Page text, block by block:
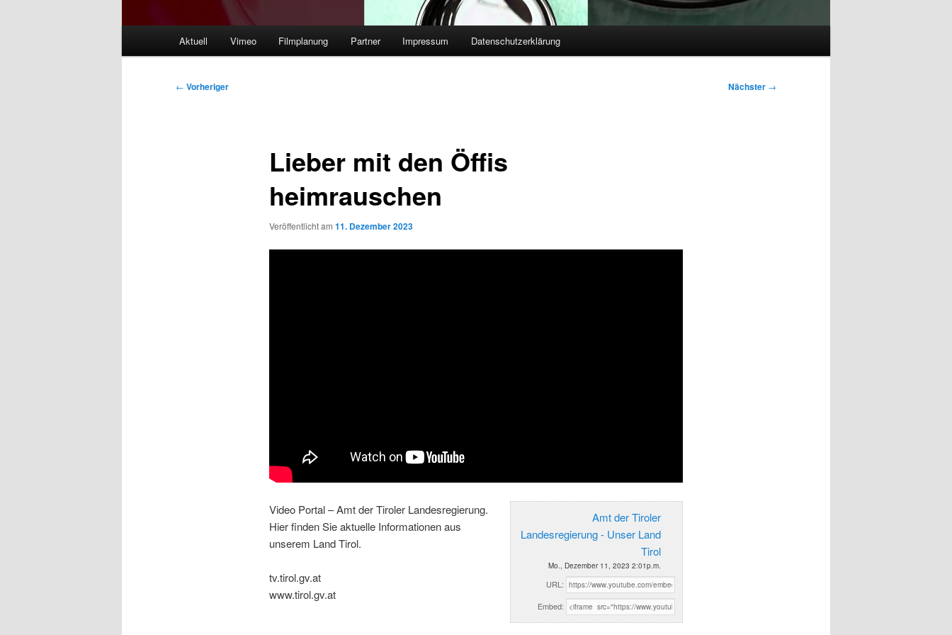
Aktuell Vimeo Filmplanung Partner Impressum Datenschutzerklärung
Beitragsnavigation
← Vorheriger Nächster →
Lieber mit den Öffis
heimrauschen
Veröffentlicht am 11. Dezember 2023
Amt der Tiroler
Landesregierung - Unser Land
Tirol
Mo., Dezember 11, 2023 2:01p.m.
URL:
Embed:
Video Portal – Amt der Tiroler Landesregierung.
Hier finden Sie aktuelle Informationen aus
unserem Land Tirol.
tv.tirol.gv.at
www.tirol.gv.at